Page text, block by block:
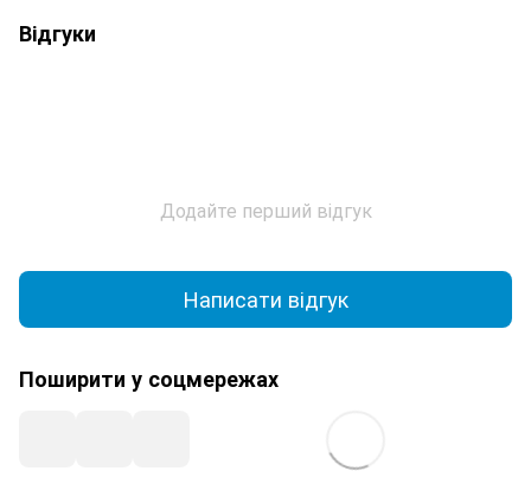
Відгуки
Додайте перший відгук
Написати відгук
Поширити у соцмережах